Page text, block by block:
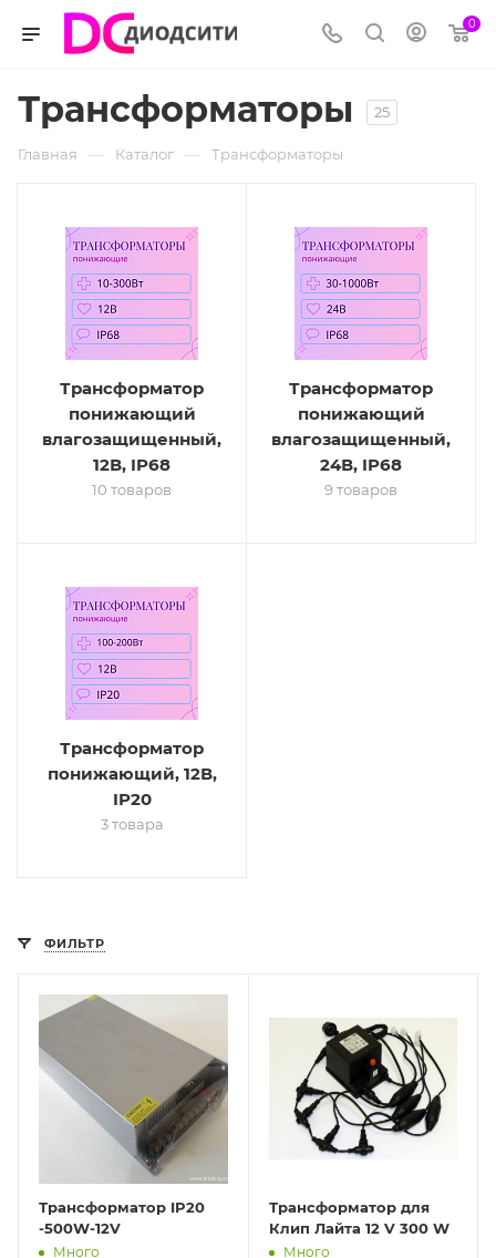
0
Трансформаторы 25
Главная — Каталог — Трансформаторы
Трансформатор
понижающий
влагозащищенный,
12В, IP68
10 товаров
Трансформатор
понижающий
влагозащищенный,
24В, IP68
9 товаров
Трансформатор
понижающий, 12В,
IP20
3 товара
ФИЛЬТР
Трансформатор IP20
-500W-12V
Много
Трансформатор для
Клип Лайта 12 V 300 W
Много